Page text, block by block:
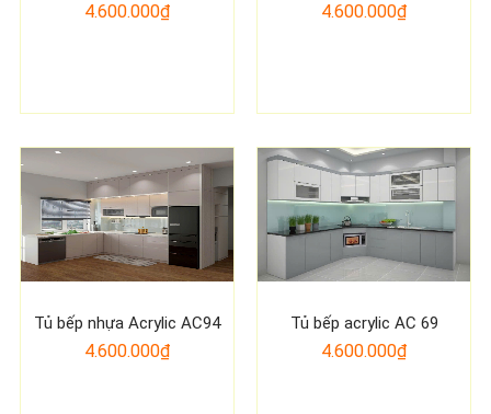
4.600.000₫ 4.600.000₫
Tủ bếp nhựa Acrylic AC94
4.600.000₫
Tủ bếp acrylic AC 69
4.600.000₫